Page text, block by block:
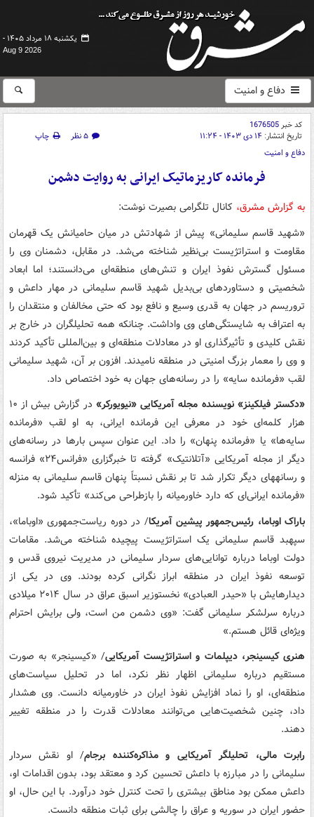
یکشنبه ۱۸ مرداد ۱۴۰۵ -
Aug 9 2026
دفاع و امنیت
کد خبر1676505
تاریخ انتشار: ۱۴ دی ۱۴۰۳ - ۱۱:۲۴ ۵ نظر
چاپ
دفاع و امنیت
فرمانده کاریزماتیک ایرانی به روایت دشمن
به گزارش مشرق، کانال تلگرامی بصیرت نوشت:
«شهید قاسم سلیمانی» پیش از شهادتش در میان حامیانش یک قهرمان
مقاومت و استراتژیست بی‌نظیر شناخته می‌شد. در مقابل، دشمنان وی را
مسئول گسترش نفوذ ایران و تنش‌های منطقه‌ای می‌دانستند؛ اما ابعاد
شخصیتی و دستاوردهای بی‌بدیل شهید قاسم سلیمانی در مهار داعش و
تروریسم در جهان به قدری وسیع و نافع بود که حتی مخالفان و منتقدان را
به اعتراف به شایستگی‌های وی واداشت. چنانکه همه تحلیلگران در خارج بر
نقش کلیدی و تأثیرگذاری او در معادلات منطقه‌ای و بین‌المللی تأکید کردند
و وی را معمار بزرگ امنیتی در منطقه نامیدند. افزون بر آن،‌ شهید سلیمانی
لقب «فرمانده سایه» را در رسانه‌های جهان به خود اختصاص داد.
«دکستر فیلکینز» نویسنده مجله آمریکایی «نیویورکر»
در گزارش بیش از ۱۰
هزار کلمه‌ای خود در معرفی این فرمانده ایرانی، به او لقب «فرمانده
سایه‌ها» یا «فرمانده پنهان» را داد. این عنوان سپس بارها در رسانه‌های
دیگر از مجله آمریکایی «آتلانتیک» گرفته تا خبرگزاری «فرانس۲۴» فرانسه
و رسانه‎های دیگر تکرار شد تا بر نقش نسبتاً پنهان قاسم سلیمانی به منزله
«فرمانده ایرانی‌ای که دارد خاورمیانه را بازطراحی می‌کند» تأکید شود.
باراک اوباما، رئیس‌جمهور پیشین آمریکا/ در دوره ریاست‌جمهوری «اوباما»،
سپهبد قاسم سلیمانی یک استراتژیست پیچیده شناخته می‌شد. مقامات
دولت اوباما درباره توانایی‌های سردار سلیمانی در مدیریت نیروی قدس و
توسعه نفوذ ایران در منطقه ابراز نگرانی کرده بودند. وی در یکی از
دیدارهایش با «حیدر العبادی» نخست‎وزیر اسبق عراق در سال ۲۰۱۴ میلادی
درباره سرلشکر سلیمانی گفت: «وی دشمن من است، ولی برایش احترام
ویژه‌ای قائل هستم.»
هنری کیسینجر، دیپلمات و استراتژیست آمریکایی/ «کیسینجر» به صورت
مستقیم درباره سلیمانی اظهار نظر نکرد، اما در تحلیل سیاست‌های
منطقه‌ای، او را نماد افزایش نفوذ ایران در خاورمیانه دانست. وی هشدار
داد، چنین شخصیت‌هایی می‌توانند معادلات قدرت را در منطقه تغییر
دهند.
رابرت مالی، تحلیلگر آمریکایی و مذاکره‌کننده برجام/ او نقش سردار
سلیمانی را در مبارزه با داعش تحسین کرد و معتقد بود، بدون اقدامات او،
داعش ممکن بود مناطق بیشتری را تحت کنترل خود درآورد. با این حال، او
حضور ایران در سوریه و عراق را چالشی برای ثبات منطقه دانست.